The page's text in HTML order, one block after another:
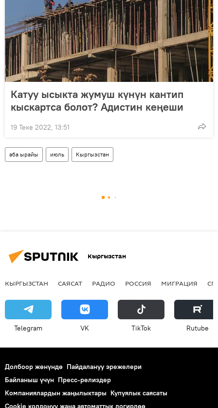
Катуу ысыкта жумуш күнүн кантип
кыскартса болот? Адистин кеңеши
19 Теке 2022, 13:51
аба ырайы июль Кыргызстан
Кыргызстан
КЫРГЫЗСТАН САЯСАТ РАДИО РОССИЯ МИГРАЦИЯ
Telegram VK ТikТоk Rutube
Долбоор жөнүндө Пайдалануу эрежелери
Байланыш үчүн Пресс-релиздер
Компаниялардын жаңылыктары Купуялык саясаты
Cookie колдонуу жана автоматтык логирлөө